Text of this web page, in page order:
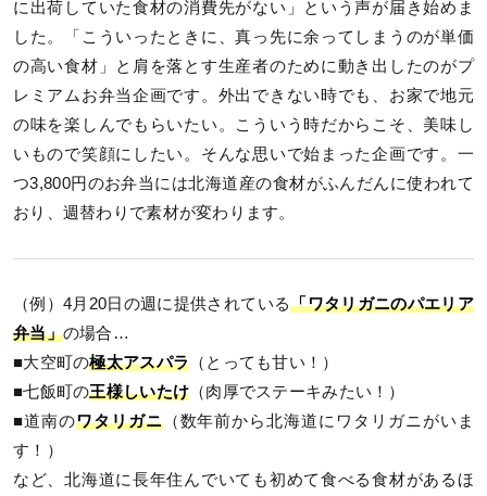
に出荷していた食材の消費先がない」という声が届き始めま
した。「こういったときに、真っ先に余ってしまうのが単価
の高い食材」と肩を落とす生産者のために動き出したのがプ
レミアムお弁当企画です。外出できない時でも、お家で地元
の味を楽しんでもらいたい。こういう時だからこそ、美味し
いもので笑顔にしたい。そんな思いで始まった企画です。一
つ3,800円のお弁当には北海道産の食材がふんだんに使われて
おり、週替わりで素材が変わります。
（例）4月20日の週に提供されている「ワタリガニのパエリア
弁当」の場合…
■大空町の極太アスパラ （とっても甘い！）
■七飯町の王様しいたけ （肉厚でステーキみたい！）
■道南のワタリガニ（数年前から北海道にワタリガニがいま
す！）
など、北海道に長年住んでいても初めて食べる食材があるほ